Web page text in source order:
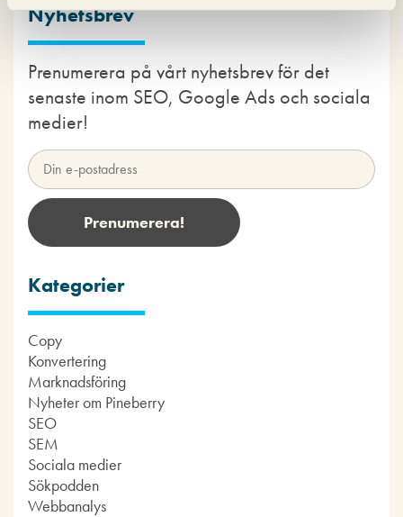
Nyhetsbrev
Prenumerera på vårt nyhetsbrev för det
senaste inom SEO, Google Ads och sociala
medier!
Kategorier
Copy
Konvertering
Marknadsföring
Nyheter om Pineberry
SEO
SEM
Sociala medier
Sökpodden
Webbanalys